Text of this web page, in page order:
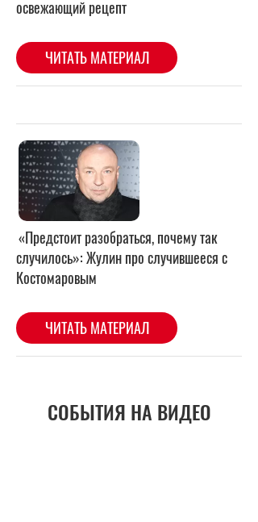
«Предстоит разобраться, почему так
случилось»: Жулин про случившееся с
Костомаровым
ЧИТАТЬ МАТЕРИАЛ
СОБЫТИЯ НА ВИДЕО